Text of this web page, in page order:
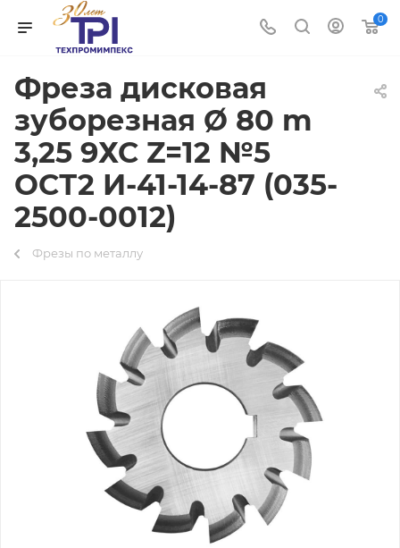
0
Фреза дисковая
зуборезная Ø 80 m
3,25 9ХС Z=12 №5
ОСТ2 И-41-14-87 (035-
2500-0012)
Фрезы по металлу